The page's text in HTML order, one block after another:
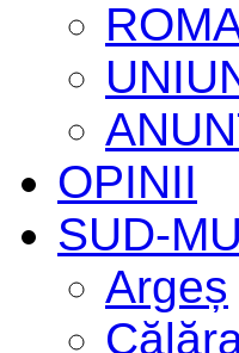
OPINII
SUD-
Argeș